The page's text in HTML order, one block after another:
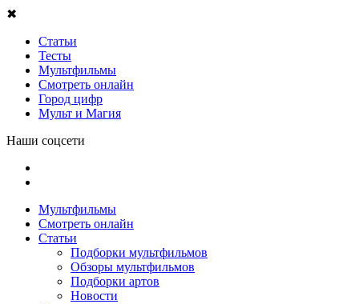
✖
Статьи
Тесты
Мультфильмы
Смотреть онлайн
Город цифр
Мульт и Магия
Наши соцсети
Мультфильмы
Смотреть онлайн
Статьи
Подборки мультфильмов
Обзоры мультфильмов
Подборки артов
Новости